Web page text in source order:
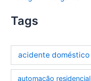
Tags
acidente doméstico
automação residencial